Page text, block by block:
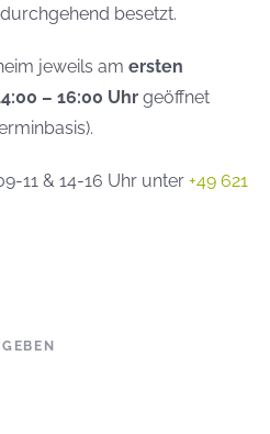
besetzt.
jeweils am ersten
– 16:00 Uhr geöffnet
11 & 14-16 Uhr unter +49 621